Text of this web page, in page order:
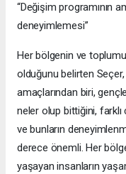
“Değişim programının
deneyimlemesi”
Her bölgenin ve
olduğunu belirten Seçer,
amaçlarından biri,
neler olup bittiğini, farklı
ve bunların
derece önemli. Her
yaşayan insanların